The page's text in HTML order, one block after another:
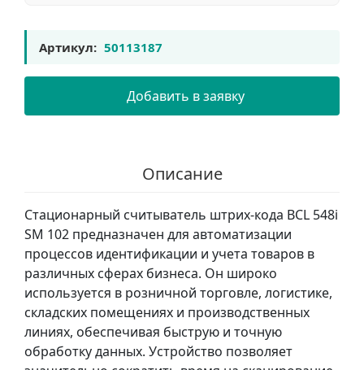
Артикул: 50113187
Добавить в заявку
Описание
Стационарный считыватель штрих-кода BCL 548i
SM 102 предназначен для автоматизации
процессов идентификации и учета товаров в
различных сферах бизнеса. Он широко
используется в розничной торговле, логистике,
складских помещениях и производственных
линиях, обеспечивая быструю и точную
обработку данных. Устройство позволяет